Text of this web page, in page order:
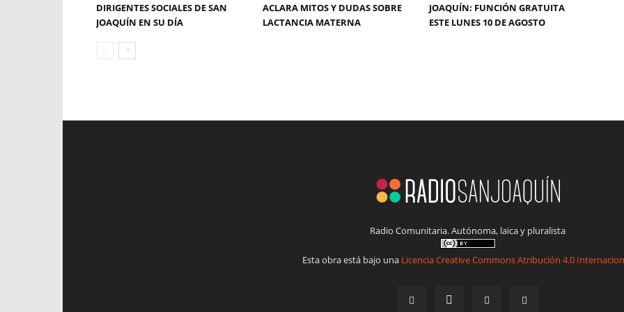
DIRIGENTES SOCIALES DE SAN
JOAQUÍN EN SU DÍA
ACLARA MITOS Y DUDAS SOBRE
LACTANCIA MATERNA
JOAQUÍN: FUNCIÓN GRATUITA
ESTE LUNES 10 DE AGOSTO
Radio Comunitaria. Autónoma, laica y pluralista
Esta obra está bajo una Licencia Creative Commons Atribución 4.0